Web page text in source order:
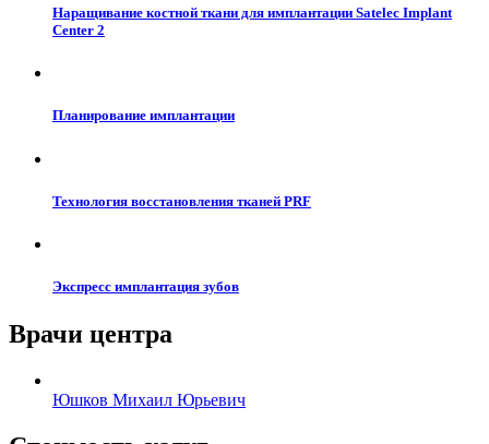
Наращивание костной ткани для имплантации Satelec Implant
Center 2
Планирование имплантации
Технология восстановления тканей PRF
Экспресс имплантация зубов
Врачи центра
Юшков Михаил Юрьевич